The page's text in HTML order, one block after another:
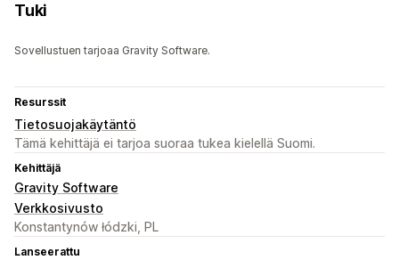
Tuki
Sovellustuen tarjoaa Gravity Software.
Resurssit
Tietosuojakäytäntö
Tämä kehittäjä ei tarjoa suoraa tukea kielellä Suomi.
Kehittäjä
Gravity Software
Verkkosivusto
Konstantynów łódzki, PL
Lanseerattu